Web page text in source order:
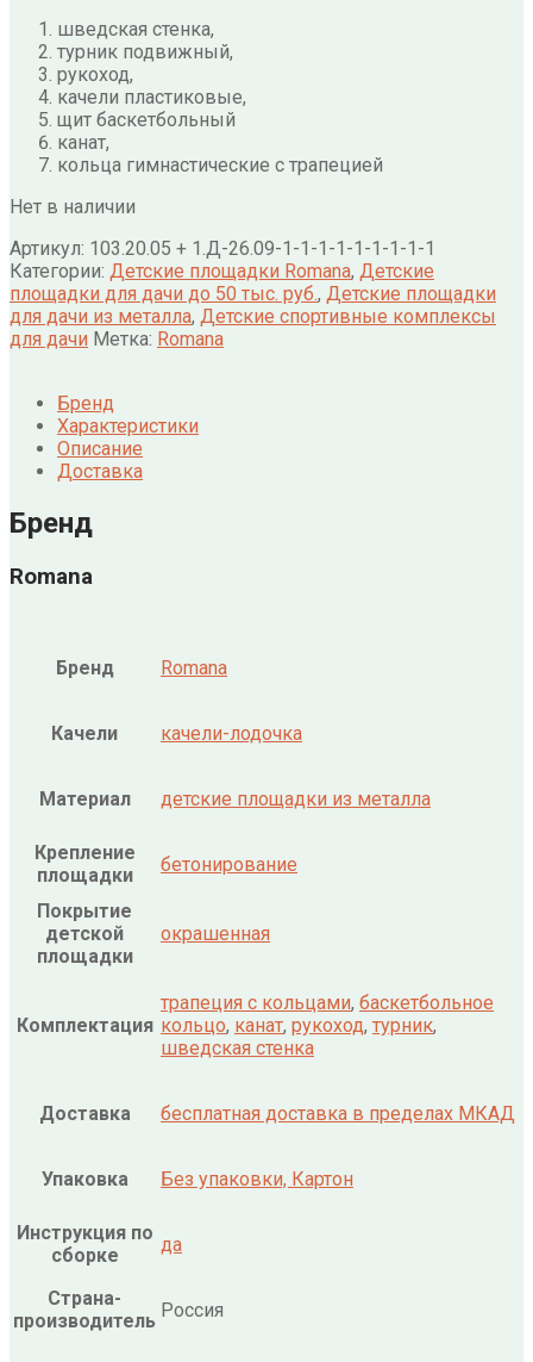
шведская стенка,
турник подвижный,
рукоход,
качели пластиковые,
щит баскетбольный
канат,
кольца гимнастические с трапецией
Нет в наличии
Артикул: 103.20.05 + 1.Д-26.09-1-1-1-1-1-1-1-1-1
Категории: Детские площадки Romana, Детские
площадки для дачи до 50 тыс. руб., Детские площадки
для дачи из металла, Детские спортивные комплексы
для дачи Метка: Romana
Бренд
Характеристики
Описание
Доставка
Бренд
Romana
Бренд Romana
Качели качели-лодочка
Материал детские площадки из металла
Крепление
площадки
бетонирование
Покрытие
детской
площадки
окрашенная
Комплектация
трапеция с кольцами, баскетбольное
кольцо, канат, рукоход, турник,
шведская стенка
Доставка бесплатная доставка в пределах МКАД
Упаковка Без упаковки, Картон
Инструкция по
сборке
да
Страна-
производитель Россия